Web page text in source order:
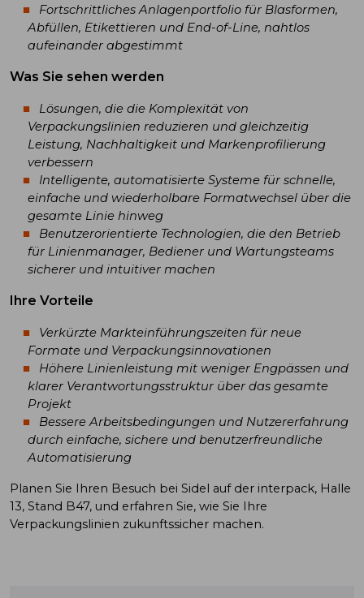
Fortschrittliches Anlagenportfolio für Blasformen,
Abfüllen, Etikettieren und End-of-Line, nahtlos
aufeinander abgestimmt
Was Sie sehen werden
Lösungen, die die Komplexität von
Verpackungslinien reduzieren und gleichzeitig
Leistung, Nachhaltigkeit und Markenprofilierung
verbessern
Intelligente, automatisierte Systeme für schnelle,
einfache und wiederholbare Formatwechsel über die
gesamte Linie hinweg
Benutzerorientierte Technologien, die den Betrieb
für Linienmanager, Bediener und Wartungsteams
sicherer und intuitiver machen
Ihre Vorteile
Verkürzte Markteinführungszeiten für neue
Formate und Verpackungsinnovationen
Höhere Linienleistung mit weniger Engpässen und
klarer Verantwortungsstruktur über das gesamte
Projekt
Bessere Arbeitsbedingungen und Nutzererfahrung
durch einfache, sichere und benutzerfreundliche
Automatisierung
Planen Sie Ihren Besuch bei Sidel auf der interpack, Halle
13, Stand B47, und erfahren Sie, wie Sie Ihre
Verpackungslinien zukunftssicher machen.